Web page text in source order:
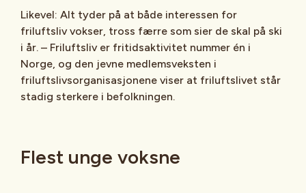
Likevel: Alt tyder på at både interessen for
friluftsliv vokser, tross færre som sier de skal på ski
i år. – Friluftsliv er fritidsaktivitet nummer én i
Norge, og den jevne medlemsveksten i
friluftslivsorganisasjonene viser at friluftslivet står
stadig sterkere i befolkningen.
Flest unge voksne